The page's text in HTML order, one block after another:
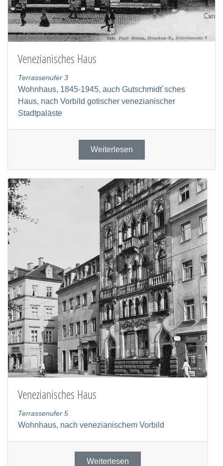
Venezianisches Haus
Terrassenufer 3
Wohnhaus, 1845-1945, auch Gutschmidt´sches
Haus, nach Vorbild gotischer venezianischer
Stadtpaläste
Weiterlesen
Venezianisches Haus
Terrassenufer 5
Wohnhaus, nach venezianischem Vorbild
Weiterlesen